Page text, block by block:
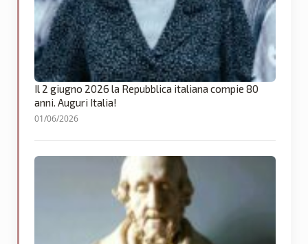
Il 2 giugno 2026 la Repubblica italiana compie 80
anni. Auguri Italia!
01/06/2026